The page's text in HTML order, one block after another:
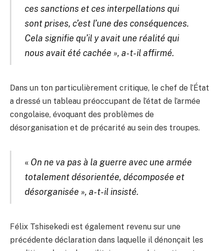
ces sanctions et ces interpellations qui
sont prises, c’est l’une des conséquences.
Cela signifie qu’il y avait une réalité qui
nous avait été cachée », a-t-il affirmé.
Dans un ton particulièrement critique, le chef de l’État
a dressé un tableau préoccupant de l’état de l’armée
congolaise, évoquant des problèmes de
désorganisation et de précarité au sein des troupes.
« On ne va pas à la guerre avec une armée
totalement désorientée, décomposée et
désorganisée », a-t-il insisté.
Félix Tshisekedi est également revenu sur une
précédente déclaration dans laquelle il dénonçait les